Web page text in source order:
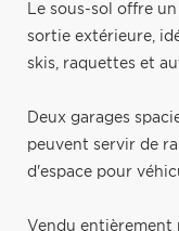
Le sous-sol offre
sortie extérieure,
skis, raquettes et
Deux garages
peuvent servir de
d'espace pour
Vendu entièrement